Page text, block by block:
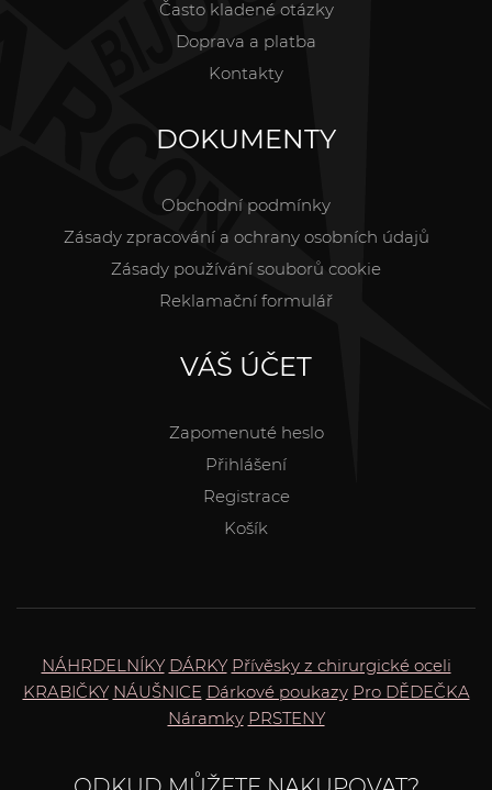
Často kladené otázky
Doprava a platba
Kontakty
DOKUMENTY
Obchodní podmínky
Zásady zpracování a ochrany osobních údajů
Zásady používání souborů cookie
Reklamační formulář
VÁŠ ÚČET
Zapomenuté heslo
Přihlášení
Registrace
Košík
NÁHRDELNÍKY DÁRKY Přívěsky z chirurgické oceli
KRABIČKY NÁUŠNICE Dárkové poukazy Pro DĚDEČKA
Náramky PRSTENY